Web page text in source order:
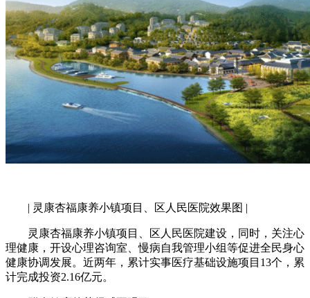
| 灵康杏福康养小镇项目、区人民医院效果图 |
灵康杏福康养小镇项目、区人民医院建设，同时，关注心
理健康，开设心理咨询室、慢病自我管理小组等促进全民身心
健康协调发展。近两年，累计实事医疗基础设施项目13个，累
计完成投资2.16亿元。